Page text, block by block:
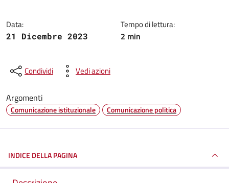
Data:
21 Dicembre 2023
Tempo di lettura:
2 min
Condividi Vedi azioni
Argomenti
Comunicazione istituzionale Comunicazione politica
INDICE DELLA PAGINA